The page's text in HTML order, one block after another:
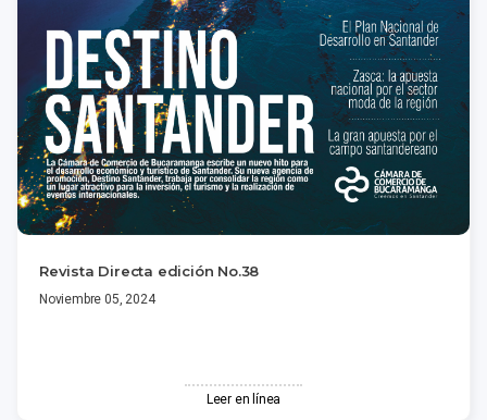
Revista Directa edición No.38
Noviembre 05, 2024
Leer en línea